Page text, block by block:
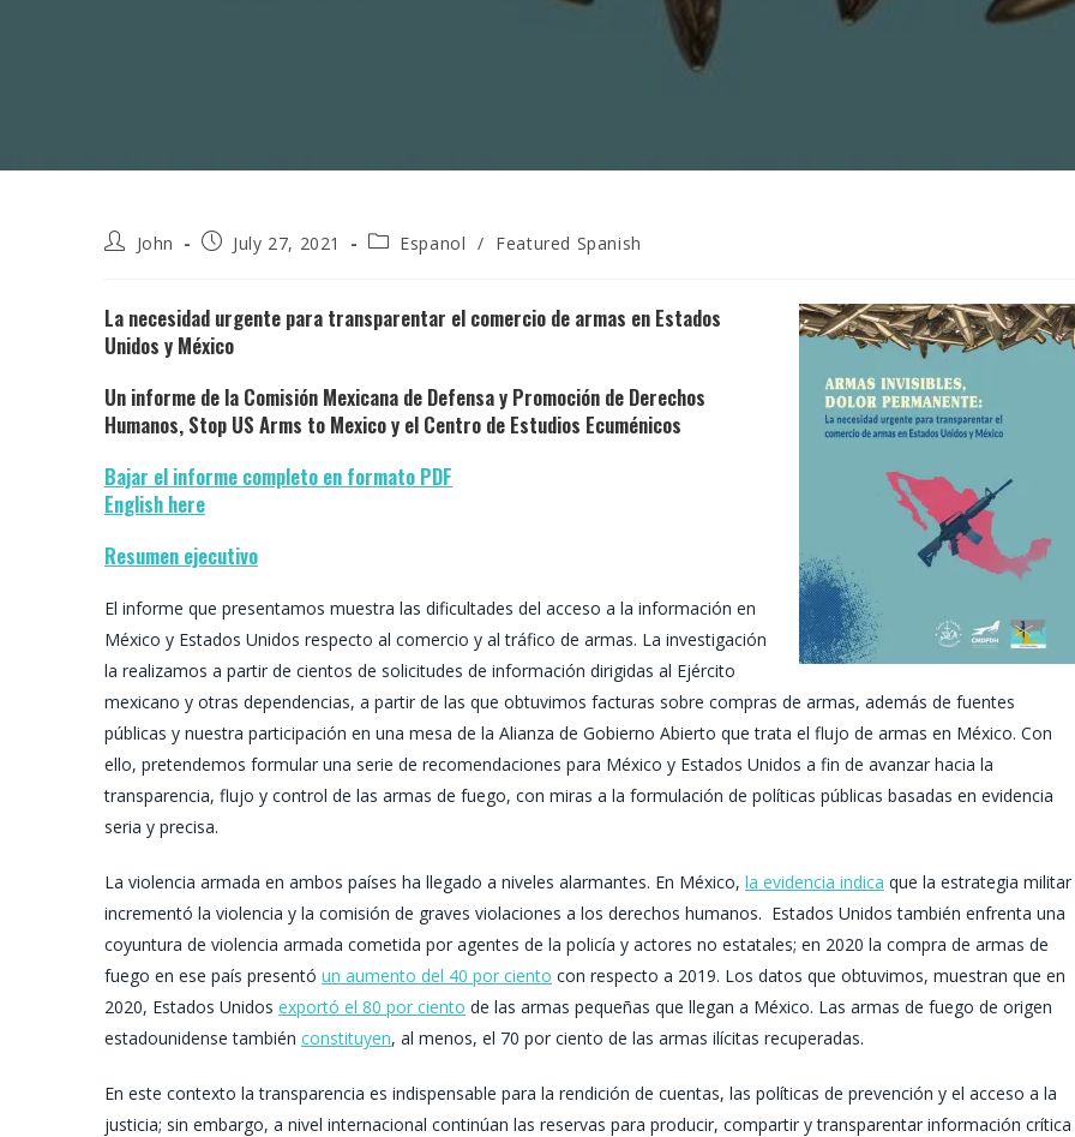
PostJohn
PostJuly 27, 2021
PostEspanol / Featured Spanish
La necesidad urgente para transparentar el comercio de armas en Estados
Unidos y México
Un informe de la Comisión Mexicana de Defensa y Promoción de Derechos
Humanos, Stop US Arms to Mexico y el Centro de Estudios Ecuménicos
Bajar el informe completo en formato PDF
English here
Resumen ejecutivo
El informe que presentamos muestra las dificultades del acceso a la información en
México y Estados Unidos respecto al comercio y al tráfico de armas. La investigación
la realizamos a partir de cientos de solicitudes de información dirigidas al Ejército
mexicano y otras dependencias, a partir de las que obtuvimos facturas sobre compras de armas, además de fuentes
públicas y nuestra participación en una mesa de la Alianza de Gobierno Abierto que trata el flujo de armas en México. Con
ello, pretendemos formular una serie de recomendaciones para México y Estados Unidos a fin de avanzar hacia la
transparencia, flujo y control de las armas de fuego, con miras a la formulación de políticas públicas basadas en evidencia
seria y precisa.
La violencia armada en ambos países ha llegado a niveles alarmantes. En México, la evidencia indica que la estrategia militar
incrementó la violencia y la comisión de graves violaciones a los derechos humanos. Estados Unidos también enfrenta una
coyuntura de violencia armada cometida por agentes de la policía y actores no estatales; en 2020 la compra de armas de
fuego en ese país presentó un aumento del 40 por ciento con respecto a 2019. Los datos que obtuvimos, muestran que en
2020, Estados Unidos exportó el 80 por ciento de las armas pequeñas que llegan a México. Las armas de fuego de origen
estadounidense también constituyen, al menos, el 70 por ciento de las armas ilícitas recuperadas.
En este contexto la transparencia es indispensable para la rendición de cuentas, las políticas de prevención y el acceso a la
justicia; sin embargo, a nivel internacional continúan las reservas para producir, compartir y transparentar información crítica